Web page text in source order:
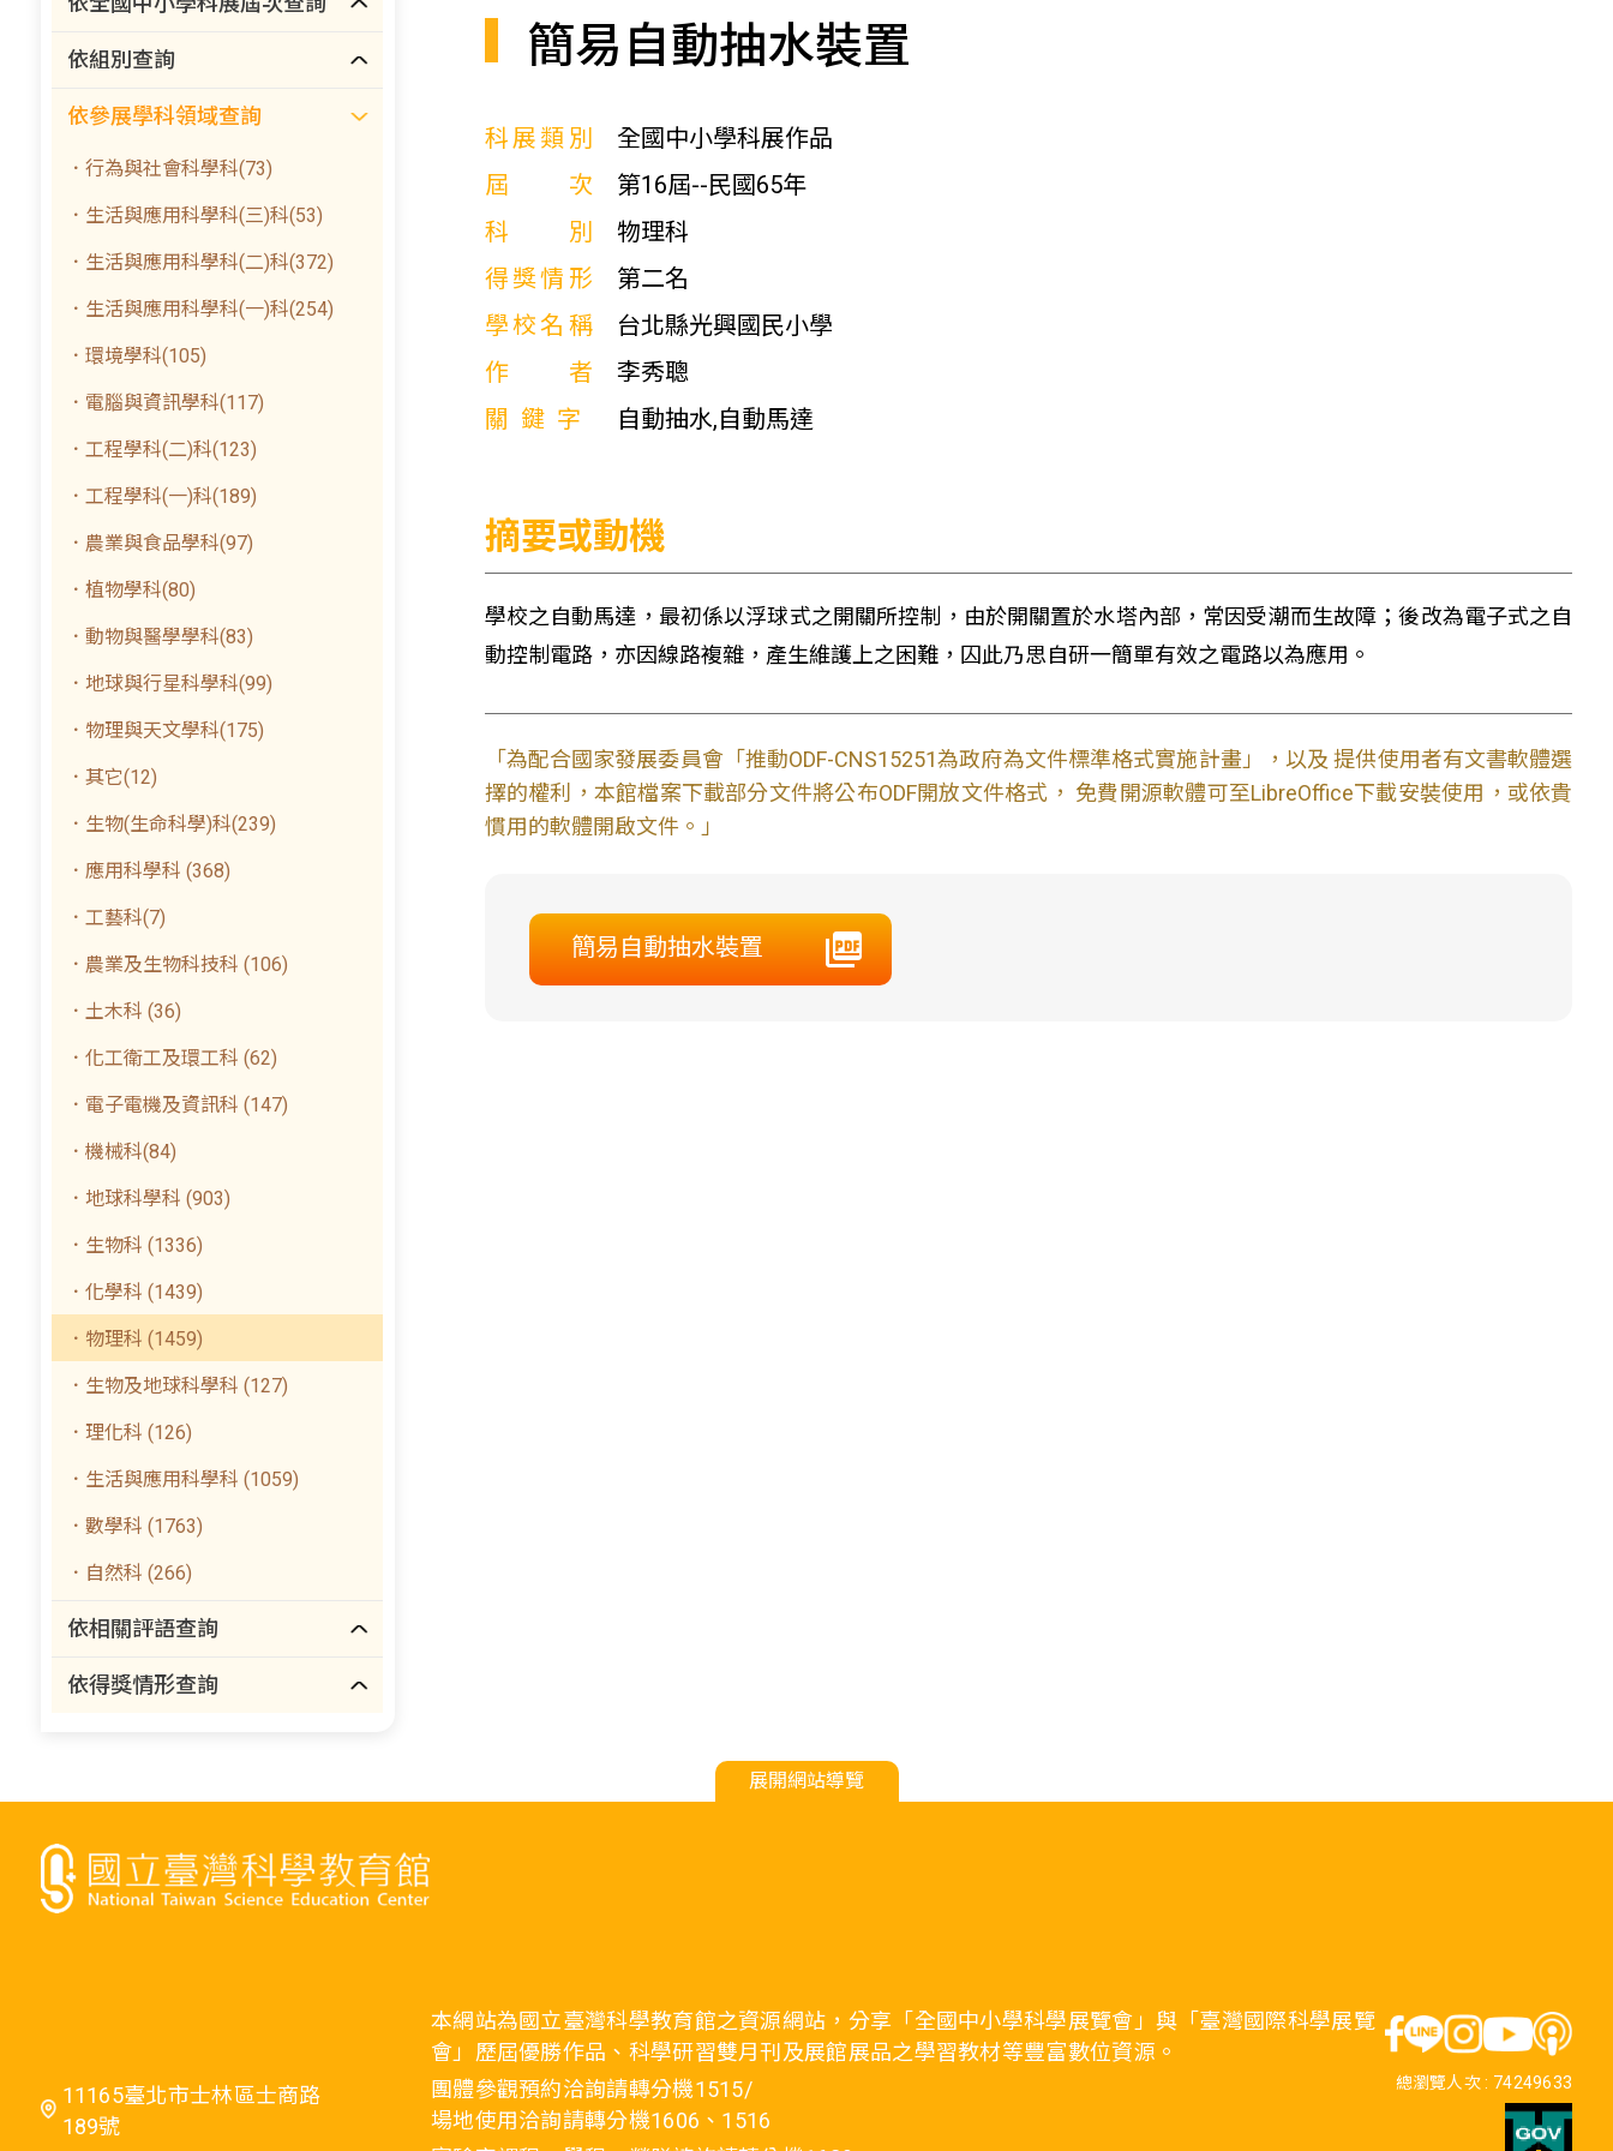
依組別查詢
依參展學科領域查詢
．行為與社會科學科(73)
．生活與應用科學科(三)科(53)
．生活與應用科學科(二)科(372)
．生活與應用科學科(一)科(254)
．環境學科(105)
．電腦與資訊學科(117)
．工程學科(二)科(123)
．工程學科(一)科(189)
．農業與食品學科(97)
．植物學科(80)
．動物與醫學學科(83)
．地球與行星科學科(99)
．物理與天文學科(175)
．其它(12)
．生物(生命科學)科(239)
．應用科學科 (368)
．工藝科(7)
．農業及生物科技科 (106)
．土木科 (36)
．化工衛工及環工科 (62)
．電子電機及資訊科 (147)
．機械科(84)
．地球科學科 (903)
．生物科 (1336)
．化學科 (1439)
．物理科 (1459)
．生物及地球科學科 (127)
．理化科 (126)
．生活與應用科學科 (1059)
．數學科 (1763)
．自然科 (266)
依相關評語查詢
依得獎情形查詢
簡易自動抽水裝置
科展類別
全國中小學科展作品
屆次
第16屆--民國65年
科別
物理科
得獎情形
第二名
學校名稱
台北縣光興國民小學
作者
李秀聰
關鍵字
自動抽水,自動馬達
摘要或動機
學校之自動馬達，最初係以浮球式之開關所控制，由於開關置於水塔內部，常因受潮而生故障；後改為電子式之自
動控制電路，亦因線路複雜，產生維護上之困難，囚此乃思自研一簡單有效之電路以為應用。
「為配合國家發展委員會「推動ODF-CNS15251為政府為文件標準格式實施計畫」，以及 提供使用者有文書軟體選
擇的權利，本館檔案下載部分文件將公布ODF開放文件格式， 免費開源軟體可至LibreOffice下載安裝使用，或依貴
慣用的軟體開啟文件。」
簡易自動抽水裝置
展開網站導覽
11165臺北市士林區士商路
189號
本網站為國立臺灣科學教育館之資源網站，分享「全國中小學科學展覽會」與「臺灣國際科學展覽
會」歷屆優勝作品、科學研習雙月刊及展館展品之學習教材等豐富數位資源。
團體參觀預約洽詢請轉分機1515/
場地使用洽詢請轉分機1606、1516
總瀏覽人次 : 74249633